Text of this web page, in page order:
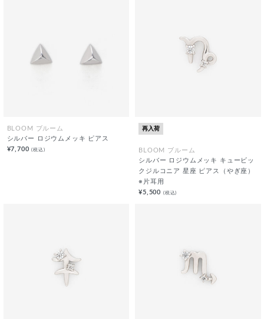
BLOOM ブルーム
シルバー ロジウムメッキ ピアス
¥7,700(税込)
再入荷
BLOOM ブルーム
シルバー ロジウムメッキ キュービッ
クジルコニア 星座 ピアス（やぎ座）
※片耳用
¥5,500 (税込)